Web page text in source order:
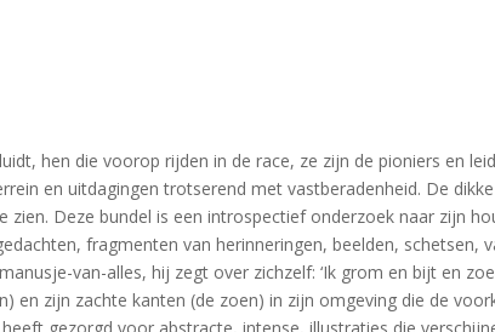
hen die voorop rijden in de race, ze zijn de pioniers en
en uitdagingen trotserend met vastberadenheid. De
Deze bundel is een introspectief onderzoek naar zijn
fragmenten van herinneringen, beelden, schetsen,
van-alles, hij zegt over zichzelf: ‘Ik grom en bijt en
en zijn zachte kanten (de zoen) in zijn omgeving die de